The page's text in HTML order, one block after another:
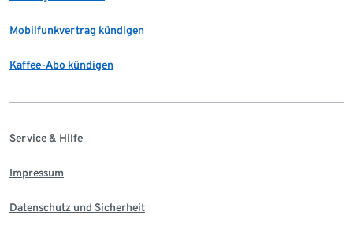
Mobilfunkvertrag kündigen
Kaffee-Abo kündigen
Service & Hilfe
Impressum
Datenschutz und Sicherheit